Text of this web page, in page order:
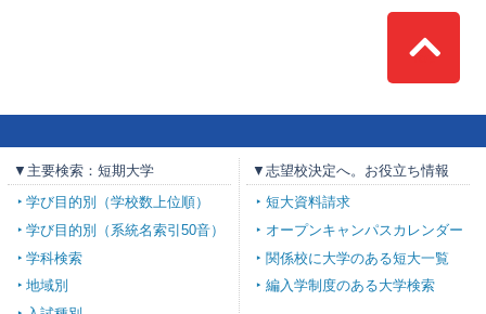
Top
▼主要検索：短期大学
学び目的別（学校数上位順）
学び目的別（系統名索引50音）
学科検索
地域別
▼志望校決定へ。お役立ち情報
短大資料請求
オープンキャンパスカレンダー
関係校に大学のある短大一覧
編入学制度のある大学検索